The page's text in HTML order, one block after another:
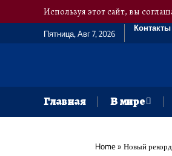
Используя этот сайт, вы
Пятница, Авг 7, 2026
Главная В мире
Home» Новый